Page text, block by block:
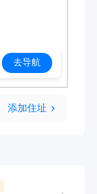
去导航
添加住址